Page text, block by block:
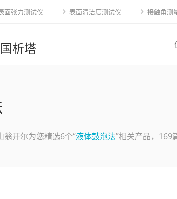
面张力测试仪 表面清洁度测试仪 接触角测
析塔
翁开尔为您精选6个“液体鼓泡法”相关产品，169